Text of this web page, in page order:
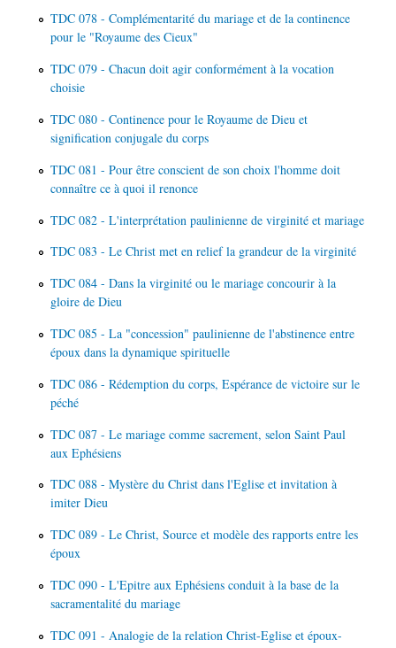
TDC 078 - Complémentarité du mariage et de la continence
pour le "Royaume des Cieux"
TDC 079 - Chacun doit agir conformément à la vocation
choisie
TDC 080 - Continence pour le Royaume de Dieu et
signification conjugale du corps
TDC 081 - Pour être conscient de son choix l'homme doit
connaître ce à quoi il renonce
TDC 082 - L'interprétation paulinienne de virginité et mariage
TDC 083 - Le Christ met en relief la grandeur de la virginité
TDC 084 - Dans la virginité ou le mariage concourir à la
gloire de Dieu
TDC 085 - La "concession" paulinienne de l'abstinence entre
époux dans la dynamique spirituelle
TDC 086 - Rédemption du corps, Espérance de victoire sur le
péché
TDC 087 - Le mariage comme sacrement, selon Saint Paul
aux Ephésiens
TDC 088 - Mystère du Christ dans l'Eglise et invitation à
imiter Dieu
TDC 089 - Le Christ, Source et modèle des rapports entre les
époux
TDC 090 - L'Epitre aux Ephésiens conduit à la base de la
sacramentalité du mariage
TDC 091 - Analogie de la relation Christ-Eglise et époux-